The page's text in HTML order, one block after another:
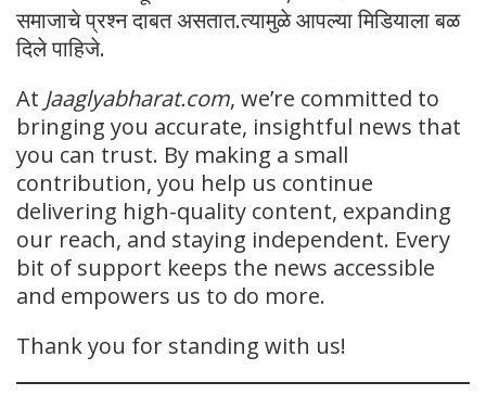
समाजाचे प्रश्न दाबत असतात.त्यामुळे आपल्या मिडियाला बळ
दिले पाहिजे.
At Jaaglyabharat.com, we’re committed to
bringing you accurate, insightful news that
you can trust. By making a small
contribution, you help us continue
delivering high-quality content, expanding
our reach, and staying independent. Every
bit of support keeps the news accessible
and empowers us to do more.
Thank you for standing with us!